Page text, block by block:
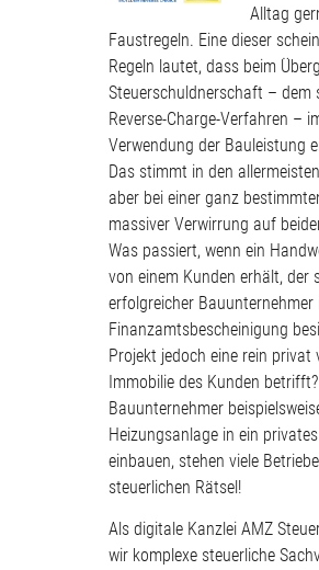
Alltag
Faustregeln. Eine dieser
Regeln lautet, dass beim
Steuerschuldnerschaft – dem
Reverse-Charge-Verfahren –
Verwendung der Bauleistung
Das stimmt in den
aber bei einer ganz
massiver Verwirrung auf
Was passiert, wenn ein
von einem Kunden erhält, der
erfolgreicher
Finanzamtsbescheinigung
Projekt jedoch eine rein privat
Immobilie des Kunden
Bauunternehmer
Heizungsanlage in ein
einbauen, stehen viele
steuerlichen Rätsel!
Als digitale Kanzlei AMZ
wir komplexe steuerliche